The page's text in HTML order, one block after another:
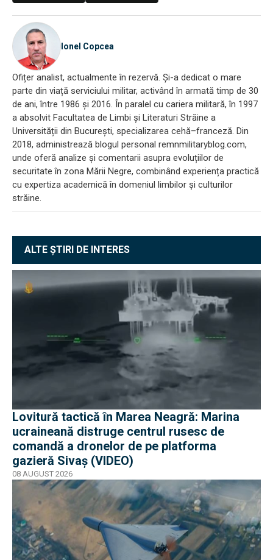
Ionel Copcea
Ofițer analist, actualmente în rezervă. Și-a dedicat o mare
parte din viață serviciului militar, activând în armată timp de 30
de ani, între 1986 și 2016. În paralel cu cariera militară, în 1997
a absolvit Facultatea de Limbi și Literaturi Străine a
Universității din București, specializarea cehă–franceză. Din
2018, administrează blogul personal remnmilitaryblog.com,
unde oferă analize și comentarii asupra evoluțiilor de
securitate în zona Mării Negre, combinând experiența practică
cu expertiza academică în domeniul limbilor și culturilor
străine.
ALTE ȘTIRI DE INTERES
Lovitură tactică în Marea Neagră: Marina
ucraineană distruge centrul rusesc de
comandă a dronelor de pe platforma
gazieră Sivaș (VIDEO)
08 AUGUST 2026